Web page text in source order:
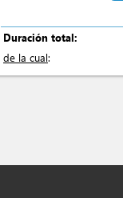
Duración total:
de la cual: